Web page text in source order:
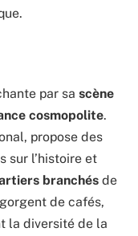
par sa scène
cosmopolite.
propose des
sur l’histoire et
branchés de
de cafés,
la diversité de la